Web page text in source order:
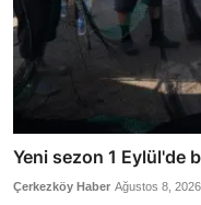
Yeni sezon 1 Eylül'de
Çerkezköy Haber Ağustos 8, 2026